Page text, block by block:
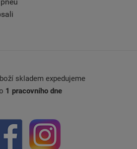
skladem expedujeme
1 pracovního dne